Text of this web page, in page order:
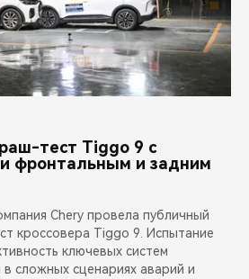
тест Tiggo 9 с
фронтальным и задним
Chery провела публичный
кроссовера Tiggo 9. Испытание
ключевых систем
сложных сценариях аварий и